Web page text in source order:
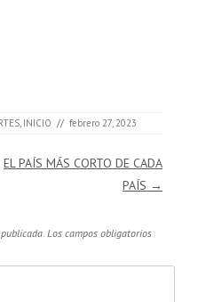
, INICIO // febrero 27, 2023
EL PAÍS MÁS CORTO DE CADA
PAÍS →
Los campos obligatorios